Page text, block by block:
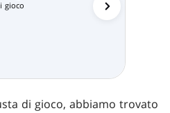
gioco
di gioco, abbiamo trovato